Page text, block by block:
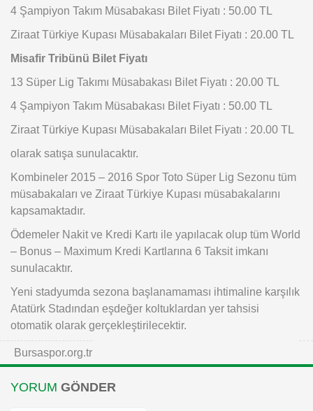
4 Şampiyon Takım Müsabakası Bilet Fiyatı : 50.00 TL
Ziraat Türkiye Kupası Müsabakaları Bilet Fiyatı : 20.00 TL
Misafir Tribünü Bilet Fiyatı
13 Süper Lig Takımı Müsabakası Bilet Fiyatı : 20.00 TL
4 Şampiyon Takım Müsabakası Bilet Fiyatı : 50.00 TL
Ziraat Türkiye Kupası Müsabakaları Bilet Fiyatı : 20.00 TL
olarak satışa sunulacaktır.
Kombineler 2015 – 2016 Spor Toto Süper Lig Sezonu tüm
müsabakaları ve Ziraat Türkiye Kupası müsabakalarını
kapsamaktadır.
Ödemeler Nakit ve Kredi Kartı ile yapılacak olup tüm World
– Bonus – Maximum Kredi Kartlarına 6 Taksit imkanı
sunulacaktır.
Yeni stadyumda sezona başlanamaması ihtimaline karşılık
Atatürk Stadından eşdeğer koltuklardan yer tahsisi
otomatik olarak gerçekleştirilecektir.
Bursaspor.org.tr
YORUM GÖNDER